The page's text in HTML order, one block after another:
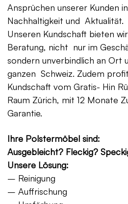
Ansprüchen unserer Kunden
Nachhaltigkeit und Aktualität.
Unseren Kundschaft bieten
Beratung, nicht nur im
sondern unverbindlich an Ort
ganzen Schweiz. Zudem
Kundschaft vom Gratis- Hin
Raum Zürich, mit 12 Monate
Garantie.
Ihre Polstermöbel sind:
Ausgebleicht? Fleckig?
Unsere Lösung:
– Reinigung
– Auffrischung